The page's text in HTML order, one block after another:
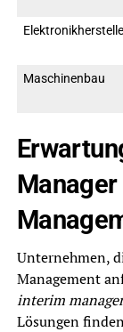
Maschinenbau
Unternehmen,
Management
interim manager
Lösungen